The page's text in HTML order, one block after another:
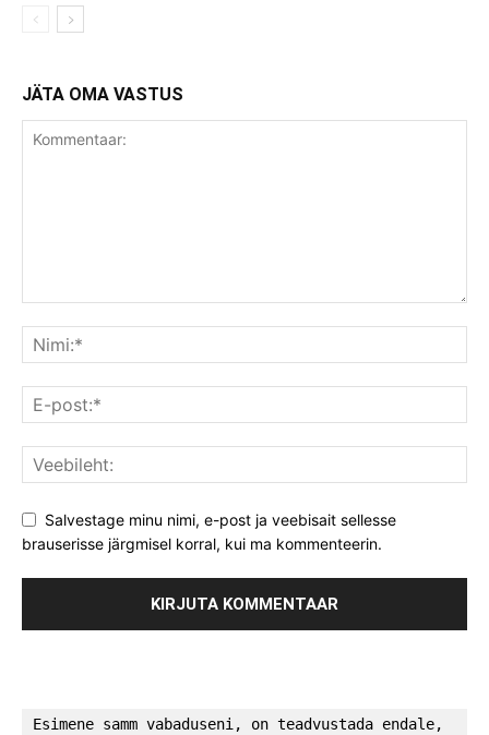
JÄTA OMA VASTUS
Salvestage minu nimi, e-post ja veebisait sellesse
brauserisse järgmisel korral, kui ma kommenteerin.
Esimene samm vabaduseni, on teadvustada endale,